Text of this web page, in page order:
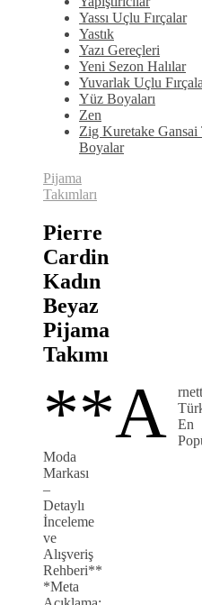
Yassı Uçlu Fırçalar
Yastık
Yazı Gereçleri
Yeni Sezon Halılar
Yuvarlak Uçlu
Yüz Boyaları
Zen
​Zig Kuretake Gansai
Boyalar
Pijama
Takımları
Pierre
Cardin
Kadın
Beyaz
Pijama
Takımı
**A
En
Moda
Markası
–
Detaylı
İnceleme
ve
Alışveriş
Rehberi**
*Meta